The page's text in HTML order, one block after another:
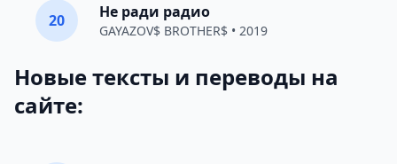
20 Не ради радио
GAYAZOV$ BROTHER$ • 2019
Новые тексты и переводы на
сайте: